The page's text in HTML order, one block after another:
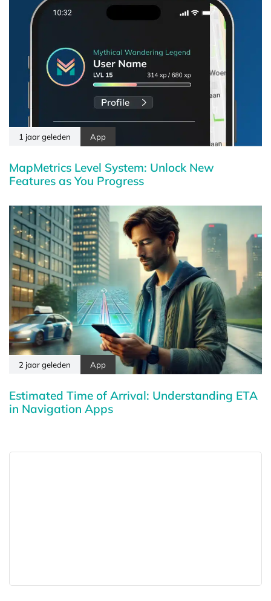
1 jaar geleden App
MapMetrics Level System: Unlock New
Features as You Progress
2 jaar geleden App
Estimated Time of Arrival: Understanding ETA
in Navigation Apps